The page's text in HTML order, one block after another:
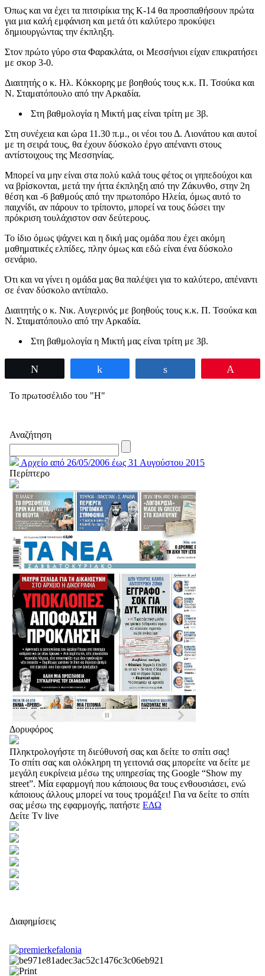
Όπως και να έχει τα πιτσιρίκια της Κ-14 θα προσπαθήσουν πρώτα
για μια καλή εμφάνιση και μετά ότι καλύτερο προκύψει
δημιουργώντας την έκπληξη.
Στον πρώτο γύρο στα Φαρακλάτα, οι Μεσσήνιοι είχαν επικρατήσει
με σκορ 3-0.
Διαιτητής ο κ. Ηλ. Κόκκορης με βοηθούς τους κ.κ. Π. Τσούκα και
Ν. Σταματόπουλο από την Αρκαδία.
Στη βαθμολογία η Μικτή μας είναι τρίτη με 3β.
Στη συνέχεια και ώρα 11.30 π.μ., οι νέοι του Δ. Λιονάτου και αυτοί
με τη σειρά τους, θα έχουν δύσκολο έργο απέναντι στους
αντίστοιχους της Μεσσηνίας.
Μπορεί να μην είναι στα πολύ καλά τους φέτος οι γηπεδούχοι και
να βρίσκονται, μετά την ήττα έκπληξη από την Ζάκυνθο, στην 2η
θέση και -6 βαθμούς από την πρωτοπόρο Ηλεία, όμως αυτό το
παιχνίδι, αν πάρουν το τρίποντο, μπορεί να τους δώσει την
πρόκριση τουλάχιστον σαν δεύτερους.
Το ίδιο όμως ψάχνει και η δική μας ομάδα που έχει ακόμη
μαθηματικές ελπίδες, πλην όμως και εδώ είναι ένα δύσκολο
σενάριο.
Ότι και να γίνει η ομάδα μας θα παλέψει για το καλύτερο, απέναντι
σε έναν δύσκολο αντίπαλο.
Διαιτητής ο κ. Νικ. Αυγερινός με βοηθούς τους κ.κ. Π. Τσούκα και
Ν. Σταματόπουλο από την Αρκαδία.
Στη βαθμολογία η Μικτή μας είναι τρίτη με 3β.
Το πρωτοσέλιδο του "Η"
Αναζήτηση
Αρχείο από 26/05/2006 έως 31 Αυγούστου 2015
Περίπτερο
Δορυφόρος
Πληκτρολογήστε τη διεύθυνσή σας και δείτε το σπίτι σας!
Το σπίτι σας και ολόκληρη τη γειτονιά σας μπορείτε να δείτε με
μεγάλη ευκρίνεια μέσω της υπηρεσίας της Google “Show my
street”. Μία εφαρμογή που κάποιους θα τους ενθουσιάσει, ενώ
κάποιους άλλους μπορεί να τους τρομάξει! Για να δείτε το σπίτι
σας μέσω της εφαρμογής, πατήστε ΕΔΩ
Δείτε Tv live
Διαφημίσεις